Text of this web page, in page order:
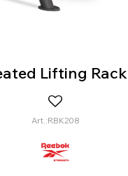
Lifting Rack
RBK208